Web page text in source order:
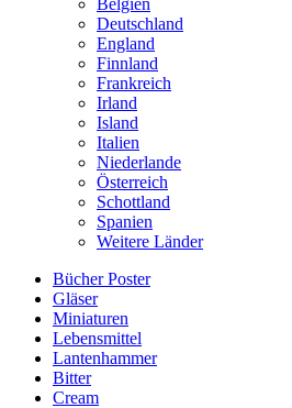
Belgien
Deutschland
England
Finnland
Frankreich
Irland
Island
Italien
Niederlande
Österreich
Schottland
Spanien
Weitere Länder
Bücher Poster
Gläser
Miniaturen
Lebensmittel
Lantenhammer
Bitter
Cream